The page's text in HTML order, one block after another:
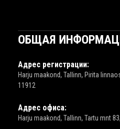
области дизайна,
которые помогают
добиваться успеха в
ОБЩАЯ
Адрес регистрации:
Harju maakond, Tallinn, Pirita
11912
Адрес офиса:
Harju maakond, Tallinn, Tartu mnt